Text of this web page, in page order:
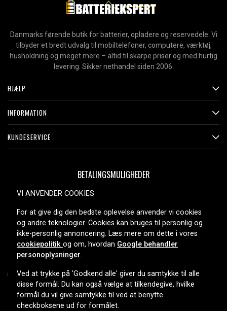
Danmarks førende butik for batterier, opladere og reservedele. Vi
tilbyder et bredt udvalg til mobiltelefoner, computere, værktøj,
husholdning og meget mere – altid til skarpe priser og med hurtig
levering. Sikker nethandel siden 2006.
HJÆLP
INFORMATION
KUNDESERVICE
BETALINGSMULIGHEDER
LEVERINGSMULIGHEDER
Copyright © 2026, Spares Nordic AB
VI ANVENDER COOKIES
For at give dig den bedste oplevelse anvender vi cookies
og andre teknologier. Cookies kan bruges til personlig og
ikke-personlig annoncering. Læs mere om dette i vores
cookiepolitik og om, hvordan Google behandler
personoplysninger.
Ved at trykke på 'Godkend alle' giver du samtykke til alle
disse formål. Du kan også vælge at tilkendegive, hvilke
formål du vil give samtykke til ved at benytte
checkboksene ud for formålet.